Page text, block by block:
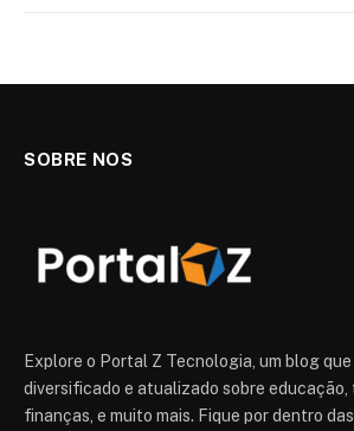
SOBRE NOS
Explore o Portal Z Tecnologia, um blog
diversificado e atualizado sobre educação,
finanças, e muito mais. Fique por dentro